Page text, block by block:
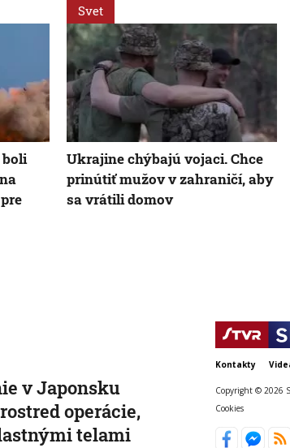
Svet
Ukrajine chýbajú vojaci. Chce
prinútiť mužov v zahraničí, aby
sa vrátili domov
v Japonsku
operácie,
telami
Kontakty
Copyright © 2026
Cookies